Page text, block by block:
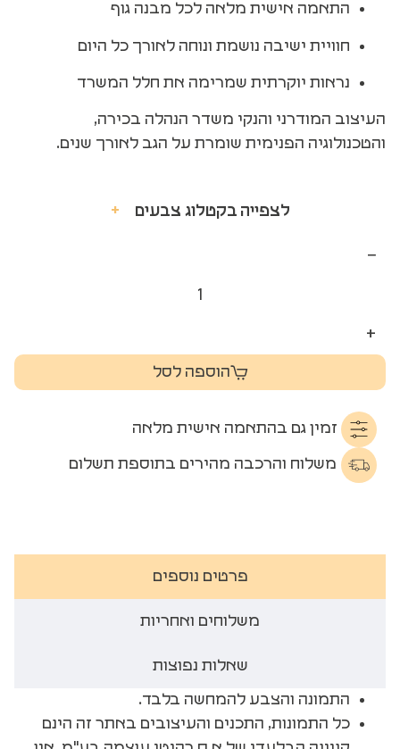
התאמה אישית מלאה לכל מבנה גוף
חוויית ישיבה נושמת ונוחה לאורך כל היום
נראות יוקרתית שמרימה את חלל המשרד
העיצוב המודרני והנקי משדר הנהלה בכירה,
והטכנולוגיה הפנימית שומרת על הגב לאורך שנים.
לצפייה בקטלוג צבעים +
−
+
הוספה לסל
זמין גם בהתאמה אישית מלאה
משלוח והרכבה מהירים בתוספת תשלום
פרטים נוספים
משלוחים ואחריות
שאלות נפוצות
התמונה והצבע להמחשה בלבד.
כל התמונות, התכנים והעיצובים באתר זה הינם